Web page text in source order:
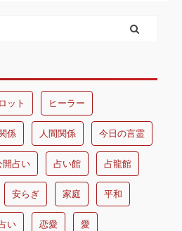
ット ヒーラー
係 人間関係 今日の言霊
開占い 占い館 占龍館
安らぎ 家庭 平和
い 恋愛 愛